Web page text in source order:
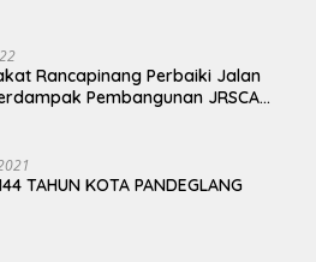
Rancapinang Perbaiki Jalan
Pembangunan JRSCA
TAHUN KOTA PANDEGLANG